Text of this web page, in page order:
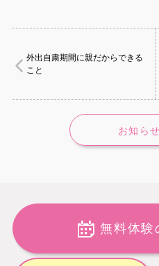
外出自粛期間に親だからできる
こと
お知ら
無料体験